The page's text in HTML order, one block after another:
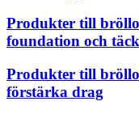
Produkter till
foundation och
Produkter till
förstärka drag